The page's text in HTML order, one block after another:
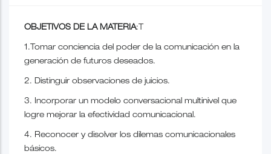
OBJETIVOS DE LA MATERIA:T
1.Tomar conciencia del poder de la comunicación en la
generación de futuros deseados.
2. Distinguir observaciones de juicios.
3. Incorporar un modelo conversacional multinivel que
logre mejorar la efectividad comunicacional.
4. Reconocer y disolver los dilemas comunicacionales
básicos.